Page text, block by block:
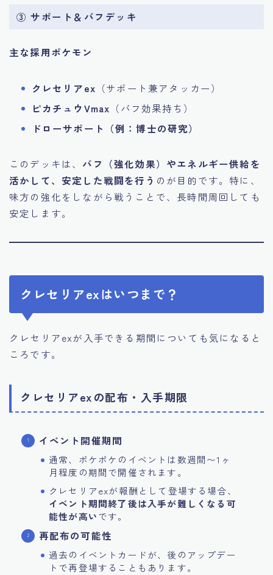
③ サポート＆バフデッキ
主な採用ポケモン
クレセリアex （サポート兼アタッカー）
ピカチュウVmax （バフ効果持ち）
ドローサポート（例：博士の研究）
このデッキは、 バフ（強化効果）やエネルギー供給を
活かして、安定した戦闘を行う のが目的です。特に、
味方の強化をしながら戦うことで、長時間周回しても
安定します。
クレセリアexはいつまで？
クレセリアexが入手できる期間についても気になると
ころです。
クレセリアexの配布・入手期限
イベント開催期間
通常、ポケポケのイベントは数週間〜1ヶ
月程度の期間で開催されます。
クレセリアexが報酬として登場する場合、
イベント期間終了後は入手が難しくなる可
能性が高いです。
再配布の可能性
過去のイベントカードが、後のアップデー
トで再登場することもあります。